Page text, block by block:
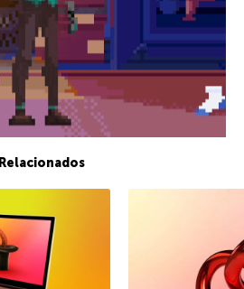
Relacionados